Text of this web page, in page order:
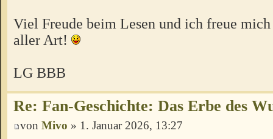
Viel Freude beim Lesen und ich freue
aller Art!
LG BBB
Re: Fan-Geschichte: Das Erbe des
von Mivo » 1. Januar 2026, 13:27